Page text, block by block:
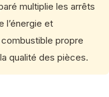
multiplie les arrêts
l’énergie et
propre
qualité des pièces.